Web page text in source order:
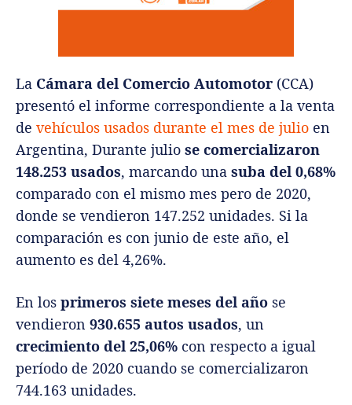
La Cámara del Comercio Automotor (CCA)
presentó el informe correspondiente a la venta
de vehículos usados durante el mes de julio en
Argentina, Durante julio se comercializaron
148.253 usados, marcando una suba del 0,68%
comparado con el mismo mes pero de 2020,
donde se vendieron 147.252 unidades. Si la
comparación es con junio de este año, el
aumento es del 4,26%.
En los primeros siete meses del año se
vendieron 930.655 autos usados, un
crecimiento del 25,06% con respecto a igual
período de 2020 cuando se comercializaron
744.163 unidades.